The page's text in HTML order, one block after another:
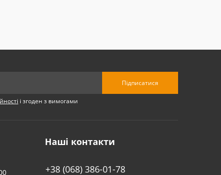
Підписатися
і згоден з вимогами
Наші контакти
+38 (068) 386-01-78